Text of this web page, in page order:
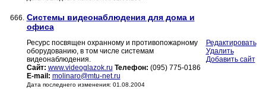
666. Системы видеонаблюдения для дома и
офиса
Ресурс посвящен охранному и противопожарному
оборудованию, в том числе системам
видеонаблюдения.
Сайт: www.videoglazok.ru Телефон: (095) 775-0186
E-mail: molinaro@mtu-net.ru
Дата последнего изменения: 01.08.2004
Редактировать
Удалить
Добавить сайт